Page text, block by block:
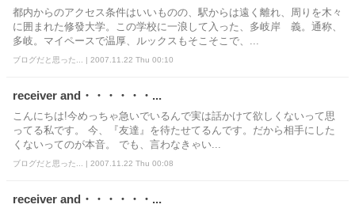
都内からのアクセス条件はいいものの、駅からは遠く離れ、周りを木々
に囲まれた修發大学。この学校に一浪して入った、多岐岸 義。通称、
多岐。マイペースで温厚、ルックスもそこそこで、...
ブログだと思った... | 2007.11.22 Thu 00:10
receiver and・・・・・・...
こんにちは!今めっちゃ急いでいるんで実は話かけて欲しくないって思
ってる私です。 今、『友達』を待たせてるんです。だから相手にした
くないってのが本音。 でも、言わなきゃい...
ブログだと思った... | 2007.11.22 Thu 00:08
receiver and・・・・・・...